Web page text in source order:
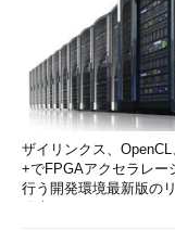
ザイリンクス、OpenCL
+でFPGAアクセラレー
行う開発環境最新版の